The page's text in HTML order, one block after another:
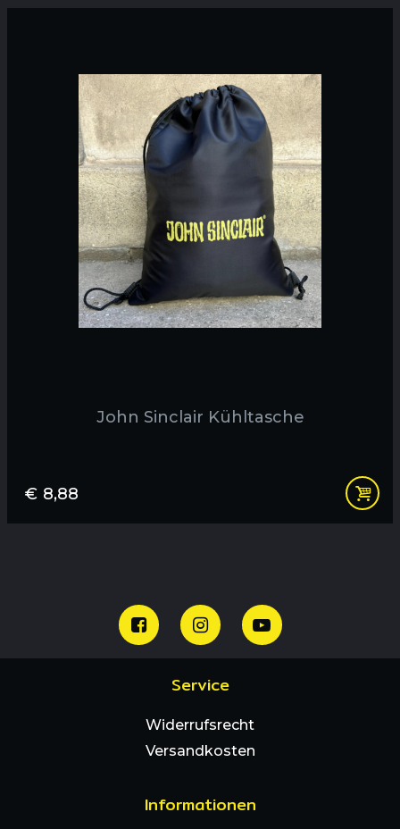
John Sinclair Kühltasche
€ 8,88
Service
Widerrufsrecht
Versandkosten
Informationen